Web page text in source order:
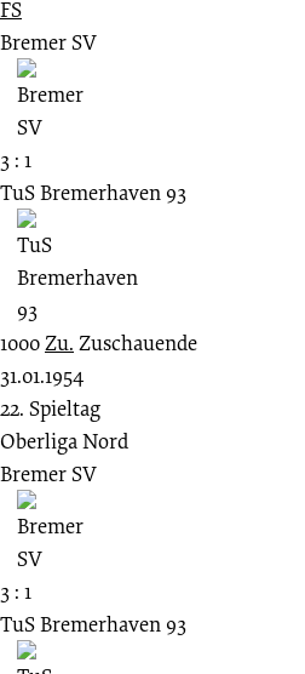
FS
Bremer SV
3 : 1
TuS Bremerhaven 93
1000Zu. Zuschauende
31.01.1954
22. Spieltag
Oberliga Nord
Bremer SV
3 : 1
TuS Bremerhaven 93